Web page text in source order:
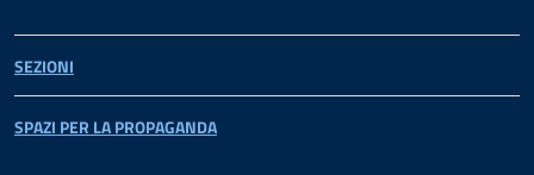
SEZIONI
SPAZI PER LA PROPAGANDA